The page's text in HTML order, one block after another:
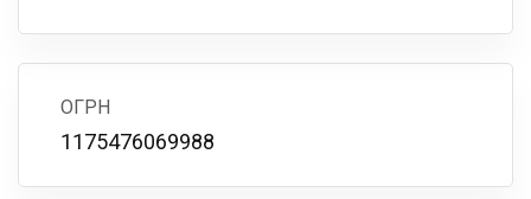
ОГРН
1175476069988